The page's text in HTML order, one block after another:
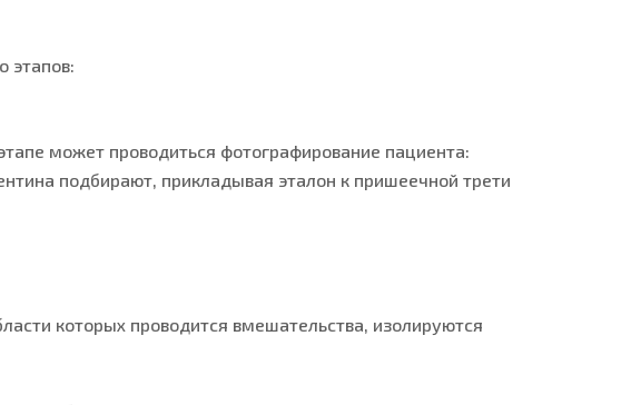
этапов:
может проводиться фотографирование пациента:
подбирают, прикладывая эталон к пришеечной трети
которых проводится вмешательства, изолируются